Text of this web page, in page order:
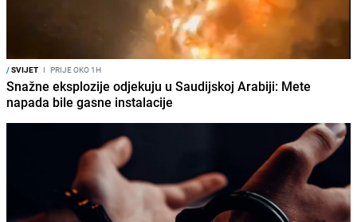
/SVIJET I PRIJE OKO 1H
Snažne eksplozije odjekuju u Saudijskoj Arabiji: Mete
napada bile gasne instalacije